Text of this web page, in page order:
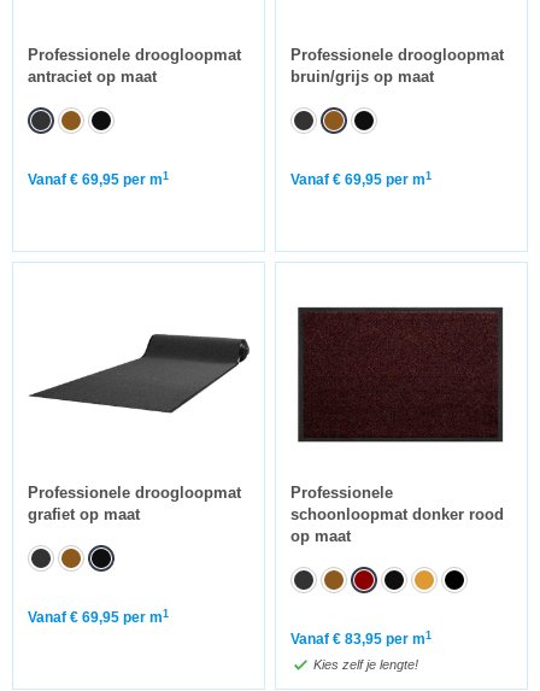
Professionele droogloopmat
antraciet op maat
Vanaf € 69,95 per m1
Professionele droogloopmat
bruin/grijs op maat
Vanaf € 69,95 per m1
Professionele droogloopmat
grafiet op maat
Vanaf € 69,95 per m1
Professionele
schoonloopmat donker rood
op maat
Vanaf € 83,95 per m1
Kies zelf je lengte!